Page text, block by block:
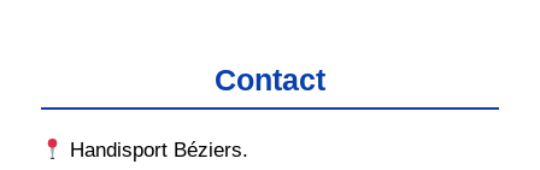
Contact
Handisport Béziers.